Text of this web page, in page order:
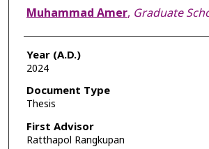
Author
Muhammad Amer, Graduate
Year (A.D.)
2024
Document Type
Thesis
First Advisor
Ratthapol Rangkupan